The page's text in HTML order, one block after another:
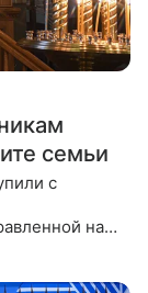
семьи
с
на